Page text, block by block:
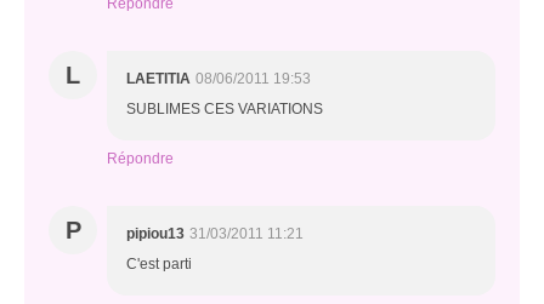
Répondre
L LAETITIA 08/06/2011 19:53
SUBLIMES CES VARIATIONS
Répondre
P pipiou13 31/03/2011 11:21
C'est parti